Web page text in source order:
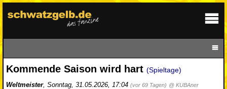
Kommende Saison wird hart (Spieltage)
Weltmeister, Sonntag, 31.05.2026, 17:04 (vor 69 Tagen) @ KUBAner